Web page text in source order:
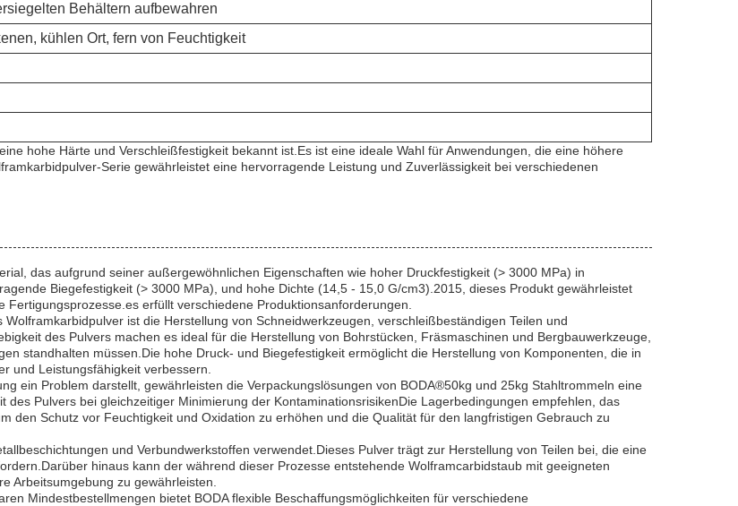
Behältern aufbewahren
kühlen Ort, fern von Feuchtigkeit
hohe Härte und Verschleißfestigkeit bekannt ist.Es ist eine ideale Wahl für Anwendungen, die eine höhere
Serie gewährleistet eine hervorragende Leistung und Zuverlässigkeit bei verschiedenen
das aufgrund seiner außergewöhnlichen Eigenschaften wie hoher Druckfestigkeit (> 3000 MPa) in
Biegefestigkeit (> 3000 MPa), und hohe Dichte (14,5 - 15,0 G/cm3).2015, dieses Produkt gewährleistet
erfüllt verschiedene Produktionsanforderungen.
ist die Herstellung von Schneidwerkzeugen, verschleißbeständigen Teilen und
des Pulvers machen es ideal für die Herstellung von Bohrstücken, Fräsmaschinen und Bergbauwerkzeuge,
standhalten müssen.Die hohe Druck- und Biegefestigkeit ermöglicht die Herstellung von Komponenten, die in
und Leistungsfähigkeit verbessern.
ein Problem darstellt, gewährleisten die Verpackungslösungen von BODA®50kg und 25kg Stahltrommeln eine
Pulvers bei gleichzeitiger Minimierung der KontaminationsrisikenDie Lagerbedingungen empfehlen, das
den Schutz vor Feuchtigkeit und Oxidation zu erhöhen und die Qualität für den langfristigen Gebrauch zu
und Verbundwerkstoffen verwendet.Dieses Pulver trägt zur Herstellung von Teilen bei, die eine
hinaus kann der während dieser Prozesse entstehende Wolframcarbidstaub mit geeigneten
Arbeitsumgebung zu gewährleisten.
Mindestbestellmengen bietet BODA flexible Beschaffungsmöglichkeiten für verschiedene